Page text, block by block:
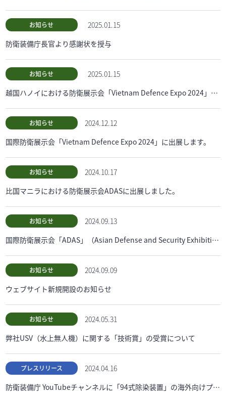
お知らせ
2025.01.15
防衛装備庁長官より感謝状を授与
お知らせ
2025.01.15
越国ハノイにおける防衛展示会「Vietnam Defence Expo 2024」に出展しました。
お知らせ
2024.12.12
国際防衛展示会「Vietnam Defence Expo 2024」に出展します。
お知らせ
2024.10.17
比国マニラにおける防衛展示会ADASに出展しました。
お知らせ
2024.09.13
国際防衛展示会「ADAS」（Asian Defense and Security Exhibition）に出展します。
お知らせ
2024.09.09
ウェブサイト新規開設のお知らせ
お知らせ
2024.05.31
弊社USV（水上無人機）に関する「技術賞」の受賞について
プレスリリース
2024.04.16
防衛装備庁 YouTubeチャンネルに「94式除染装置」の海外向けプロモーションVTRが掲載されました。